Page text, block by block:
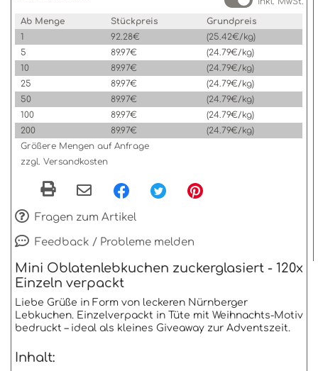
Ab Menge
Stückpreis
Grundpreis
1
92.28€
(25.42€/kg)
5
89.97€
(24.79€/kg)
10
89.97€
(24.79€/kg)
25
89.97€
(24.79€/kg)
50
89.97€
(24.79€/kg)
100
89.97€
(24.79€/kg)
200
89.97€
(24.79€/kg)
Größere Mengen auf Anfrage
zzgl. Versandkosten
Fragen zum Artikel
Feedback / Probleme melden
Mini Oblatenlebkuchen zuckerglasiert - 120x
Einzeln verpackt
Liebe Grüße in Form von leckeren Nürnberger
Lebkuchen. Einzelverpackt in Tüte mit Weihnachts-Motiv
bedruckt – ideal als kleines Giveaway zur Adventszeit.
Inhalt: